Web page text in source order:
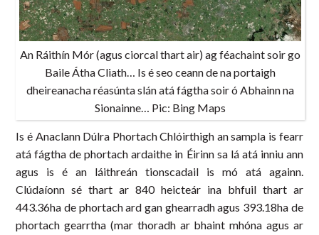
An Ráithín Mór (agus ciorcal thart air) ag féachaint soir go
Baile Átha Cliath… Is é seo ceann de na portaigh
dheireanacha réasúnta slán atá fágtha soir ó Abhainn na
Sionainne… Pic: Bing Maps
Is é Anaclann Dúlra Phortach Chlóirthigh an sampla is fearr
atá fágtha de phortach ardaithe in Éirinn sa lá atá inniu ann
agus is é an láithreán tionscadail is mó atá againn.
Clúdaíonn sé thart ar 840 heicteár ina bhfuil thart ar
443.36ha de phortach ard gan ghearradh agus 393.18ha de
phortach gearrtha (mar thoradh ar bhaint mhóna agus ar